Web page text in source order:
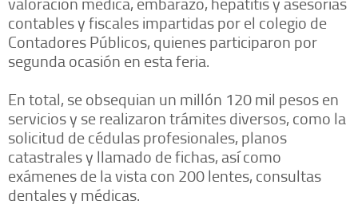
contables y fiscales impartidas por el colegio de
Contadores Públicos, quienes participaron por
segunda ocasión en esta feria.
En total, se obsequian un millón 120 mil pesos en
servicios y se realizaron trámites diversos, como la
solicitud de cédulas profesionales, planos
catastrales y llamado de fichas, así como
exámenes de la vista con 200 lentes, consultas
dentales y médicas.